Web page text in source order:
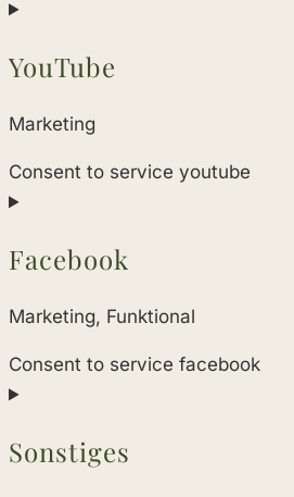
YouTube
Marketing
Consent to service youtube
Facebook
Marketing, Funktional
Consent to service facebook
Sonstiges